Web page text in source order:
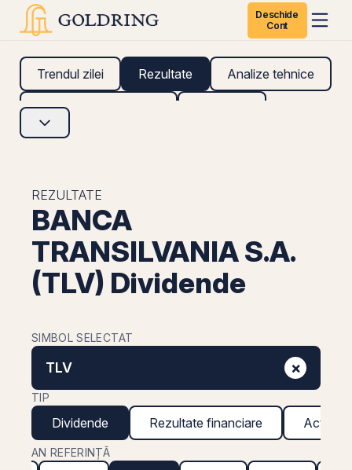
Deschide
Cont
Trendul zilei Rezultate Analize tehnice
Analize fundamentale
REZULTATE
BANCA
TRANSILVANIA S.A.
(TLV) Dividende
SIMBOL SELECTAT
TLV ×
TIP
Dividende Rezultate financiare Acțiuni
AN REFERINȚĂ